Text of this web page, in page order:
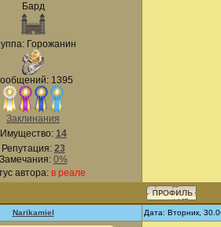
Бард
Горожанин
1395
Заклинания
Имущество: 14
Репутация: 23
Замечания: 0%
автора: в реале
Narikamiel Дата: Вторник,